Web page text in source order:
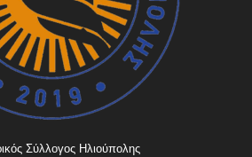
Σύλλογος Ηλιούπολης